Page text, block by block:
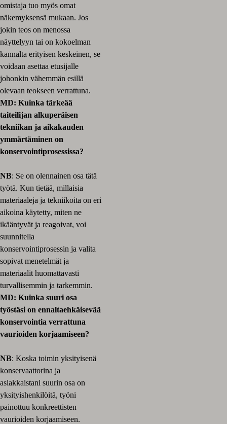
omistaja tuo myös omat
näkemyksensä mukaan. Jos
jokin teos on menossa
näyttelyyn tai on kokoelman
kannalta erityisen keskeinen, se
voidaan asettaa etusijalle
johonkin vähemmän esillä
olevaan teokseen verrattuna.
MD: Kuinka tärkeää
taiteilijan alkuperäisen
tekniikan ja aikakauden
ymmärtäminen on
konservointiprosessissa?
NB: Se on olennainen osa tätä
työtä. Kun tietää, millaisia
materiaaleja ja tekniikoita on eri
aikoina käytetty, miten ne
ikääntyvät ja reagoivat, voi
suunnitella
konservointiprosessin ja valita
sopivat menetelmät ja
materiaalit huomattavasti
turvallisemmin ja tarkemmin.
MD: Kuinka suuri osa
työstäsi on ennaltaehkäisevää
konservointia verrattuna
vaurioiden korjaamiseen?
NB: Koska toimin yksityisenä
konservaattorina ja
asiakkaistani suurin osa on
yksityishenkilöitä, työni
painottuu konkreettisten
vaurioiden korjaamiseen.